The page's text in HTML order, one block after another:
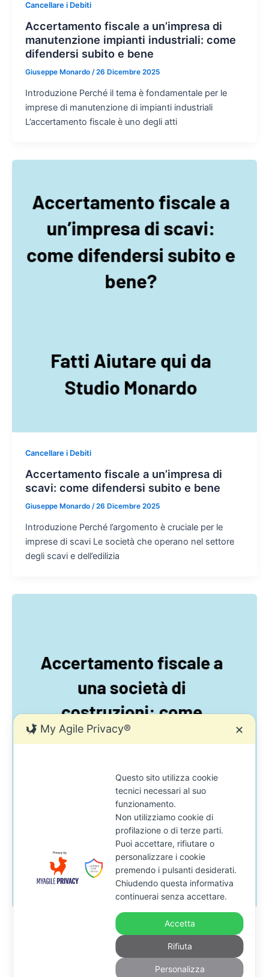
Cancellare i Debiti
Accertamento fiscale a un’impresa di
manutenzione impianti industriali: come
difendersi subito e bene
Giuseppe Monardo /26 Dicembre 2025
Introduzione Perché il tema è fondamentale per le
imprese di manutenzione di impianti industriali
L’accertamento fiscale è uno degli atti
Cancellare i Debiti
Accertamento fiscale a un’impresa di
scavi: come difendersi subito e bene
Giuseppe Monardo /26 Dicembre 2025
Introduzione Perché l’argomento è cruciale per le
imprese di scavi Le società che operano nel settore
degli scavi e dell’edilizia
Accertamento fiscale a una società di
costruzioni: come difendersi subito e
My Agile Privacy® ✕
Questo sito utilizza cookie
tecnici necessari al suo
funzionamento.
Non utilizziamo cookie di
profilazione o di terze parti.
Puoi accettare, rifiutare o
personalizzare i cookie
premendo i pulsanti desiderati.
Chiudendo questa informativa
continuerai senza accettare.
Accetta
Rifiuta
Personalizza